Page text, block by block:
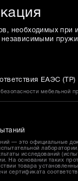
необходимых при
независимыми
ЕАЭС (ТР)
мебельной
— это официальные
исследований
На основании таких
товара
сертификата